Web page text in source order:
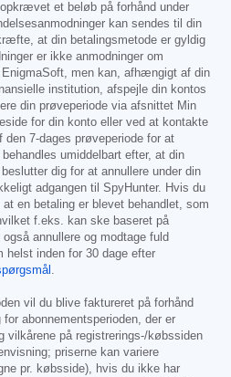
et beløb på forhånd under
kan sendes til din
at din betalingsmetode er gyldig
er ikke anmodninger om
men kan, afhængigt af din
institution, afspejle din kontos
din prøveperiode via afsnittet Min
for din konto eller ved at kontakte
den 7-dages prøveperiode for at
umiddelbart efter, at din
dig for at annullere under din
adgangen til SpyHunter. Hvis du
en betaling er blevet behandlet, som
f.eks. kan ske baseret på
annullere og modtage fuld
helst inden for 30 dage efter
.
vil du blive faktureret på forhånd
abonnementsperioden, der er
vilkårene på registrerings-/købssiden
priserne kan variere
pr. købsside), hvis du ikke har